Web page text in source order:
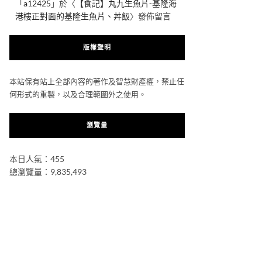
「a12425 」於〈 【食記】丸九生魚片-基隆海
港樓正對面的基隆生魚片、丼飯〉發佈留言
版權聲明
本站保有站上全部內容的著作及智慧財產權，禁止任
何形式的重製，以及合理範圍外之使用。
瀏覽量
本日人氣：455
總瀏覽量：9,835,493